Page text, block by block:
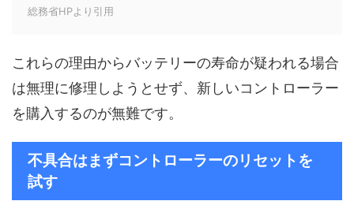
総務省HPより引用
これらの理由からバッテリーの寿命が疑われる場合
は無理に修理しようとせず、新しいコントローラー
を購入するのが無難です。
不具合はまずコントローラーのリセットを
試す